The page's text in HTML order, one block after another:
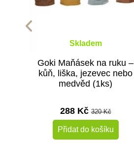
Skladem
Goki Maňásek na ruku –
kůň, liška, jezevec nebo
medvěd (1ks)
288 Kč320 Kč
Přidat do košíku